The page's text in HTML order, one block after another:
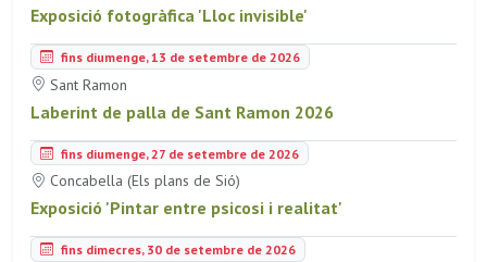
Exposició fotogràfica 'Lloc invisible'
fins diumenge, 13 de setembre de 2026
Sant Ramon
Laberint de palla de Sant Ramon 2026
fins diumenge, 27 de setembre de 2026
Concabella (Els plans de Sió)
Exposició 'Pintar entre psicosi i realitat'
fins dimecres, 30 de setembre de 2026